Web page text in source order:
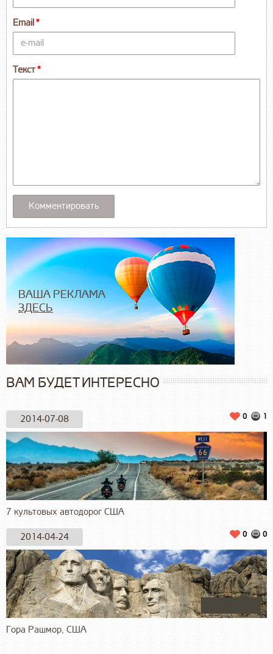
Email
Текст
ВАША РЕКЛАМА
ЗДЕСЬ
ВАМ БУДЕТ ИНТЕРЕСНО
2014-07-08 1
0
7 культовых автодорог США
2014-04-24 0
0
Гора Рашмор, США